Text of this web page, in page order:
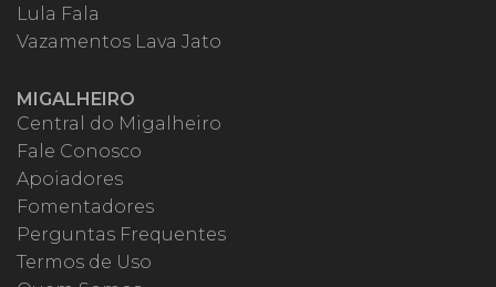
Lula Fala
Vazamentos Lava Jato
MIGALHEIRO
Central do Migalheiro
Fale Conosco
Apoiadores
Fomentadores
Perguntas Frequentes
Termos de Uso